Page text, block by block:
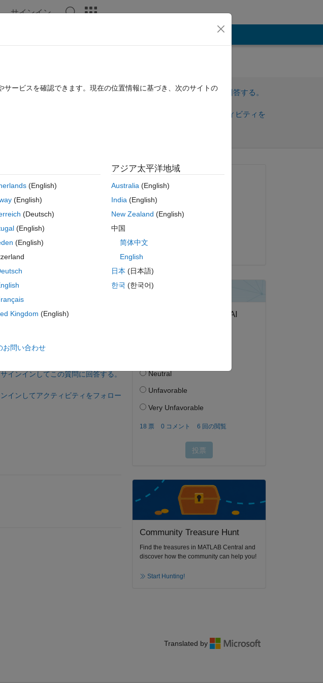
サインイン
writing them one by
サインインしてこの質問に回答する。
サインインしてアクティビティを
and delaunay function in
サインインしてこの質問に回答する。
インしてアクティビティをフォロー
2018 年 8 月 11 日
Community Treasure Hunt
Find the treasures in MATLAB Central and
discover how the community can help you!
Start Hunting!
Translated by
ービスを確認できます。現在の位置情報に基づき、次のサイトの
(English)
(English)
(Deutsch)
(English)
(English)
Kingdom (English)
アジア太平洋地域
Australia(English)
India(English)
New Zealand (English)
中国
简体中文
English
日本 (日本語)
한국 (한국어)
お問い合わせ